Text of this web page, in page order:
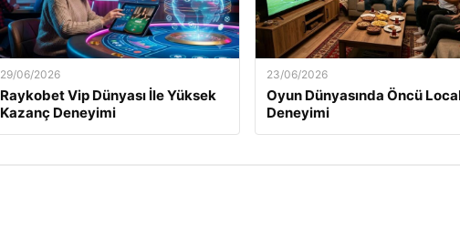
29/06/2026
Raykobet Vip Dünyası İle Yüksek
Kazanç Deneyimi
23/06/2026
Oyun Dünyasında Öncü
Deneyimi